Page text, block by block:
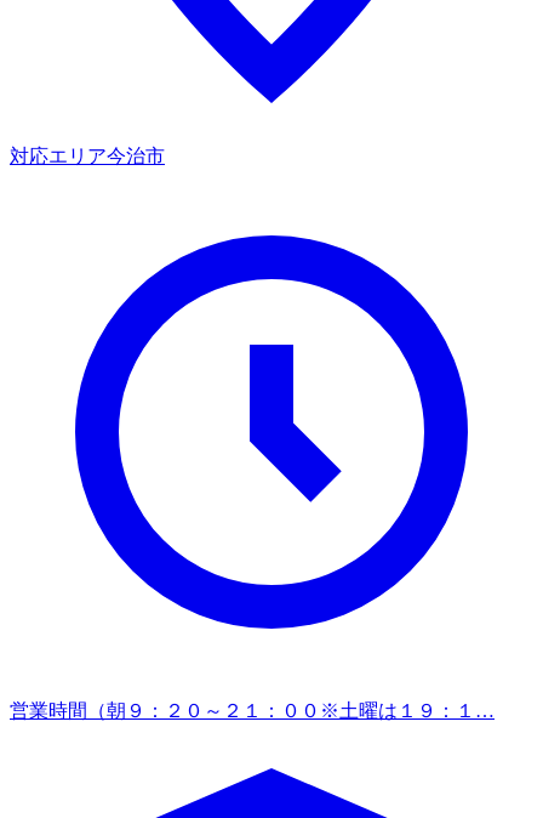
対応エリア今治市
営業時間 （朝９：２０～２１：００※土曜は１９：１…